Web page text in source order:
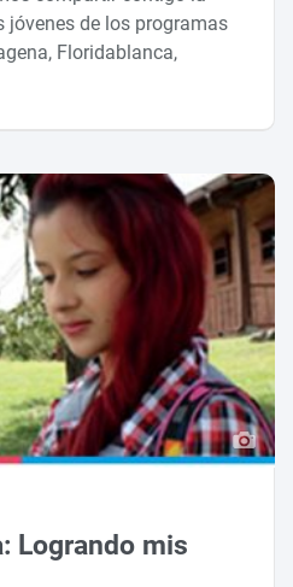
jóvenes de los programas
Floridablanca,
Logrando mis